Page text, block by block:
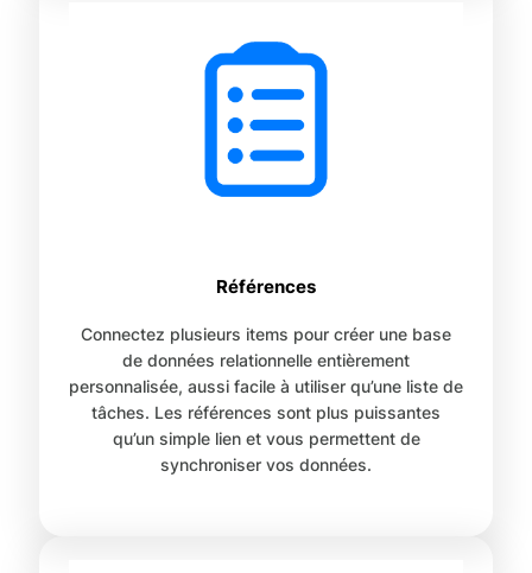
Références
Connectez plusieurs items pour créer une base
de données relationnelle entièrement
personnalisée, aussi facile à utiliser qu’une liste de
tâches. Les références sont plus puissantes
qu’un simple lien et vous permettent de
synchroniser vos données.